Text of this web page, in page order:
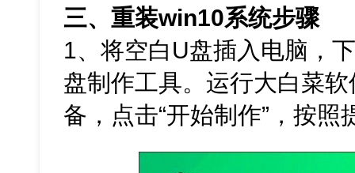
三、重装win10系统步骤
1、将空白U盘插入电脑，
盘制作工具。运行大白菜
备，点击“开始制作”，按